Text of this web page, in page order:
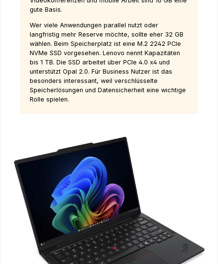
gute Basis.
Wer viele Anwendungen parallel nutzt oder
langfristig mehr Reserve möchte, sollte eher 32 GB
wählen. Beim Speicherplatz ist eine M.2 2242 PCIe
NVMe SSD vorgesehen. Lenovo nennt Kapazitäten
bis 1 TB. Die SSD arbeitet über PCIe 4.0 x4 und
unterstützt Opal 2.0. Für Business Nutzer ist das
besonders interessant, weil verschlüsselte
Speicherlösungen und Datensicherheit eine wichtige
Rolle spielen.